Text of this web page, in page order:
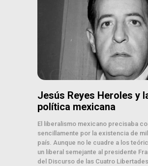
Jesús Reyes Heroles y
política mexicana
El liberalismo mexicano precisaba
sencillamente por la existencia de
país. Aunque no le cuadre a los
un liberal semejante al presidente
del Discurso de las Cuatro